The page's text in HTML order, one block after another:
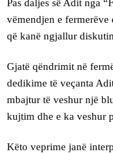
Pas daljes së Adit nga
vëmendjen e
që kanë ngjallur
Gjatë qëndrimit në
dedikime të veçanta
mbajtur të veshur një
kujtim dhe e ka veshur
Këto veprime janë